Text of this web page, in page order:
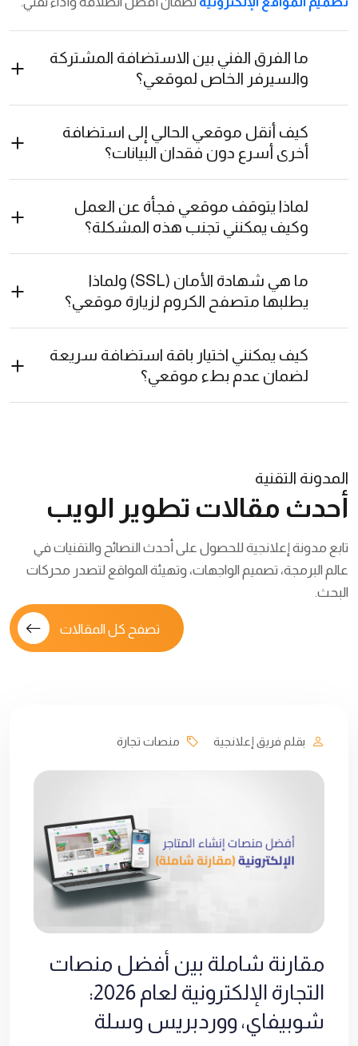
ما الفرق الفني بين الاستضافة المشتركة
والسيرفر الخاص لموقعي؟
كيف أنقل موقعي الحالي إلى استضافة
أخرى أسرع دون فقدان البيانات؟
لماذا يتوقف موقعي فجأة عن العمل
وكيف يمكنني تجنب هذه المشكلة؟
ما هي شهادة الأمان (SSL) ولماذا
يطلبها متصفح الكروم لزيارة موقعي؟
كيف يمكنني اختيار باقة استضافة سريعة
لضمان عدم بطء موقعي؟
المدونة التقنية
أحدث مقالات تطوير الويب
تابع مدونة إعلانجية للحصول على أحدث النصائح والتقنيات في
عالم البرمجة، تصميم الواجهات، وتهيئة المواقع لتصدر محركات
البحث.
تصفح كل المقالات
بقلم فريق إعلانجية منصات تجارة
مقارنة شاملة بين أفضل منصات
التجارة الإلكترونية لعام 2026:
شوبيفاي، ووردبريس وسلة